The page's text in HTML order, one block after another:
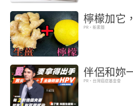
檸檬加它
PR・新素簡
伴侶和妳
PR・台灣癌症基金會